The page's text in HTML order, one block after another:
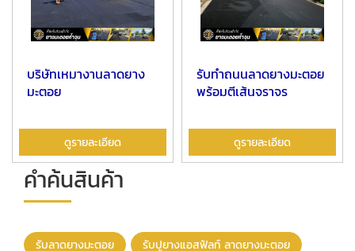
บริษัทเหมางานลาดยาง
มะตอย
ดูรายละเอียด
รับทำถนนลาดยางมะตอย
พร้อมตีเส้นจราจร
ดูรายละเอียด
คำค้นสินค้า
รับลาดยางมะตอย รับปูยางแอสฟัลท์ ลาดยางมะตอย